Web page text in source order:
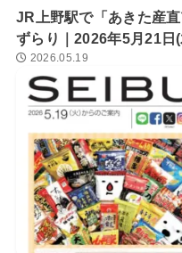
JR上野駅で「あきた産
ずらり｜2026年5月21日
2026.05.19